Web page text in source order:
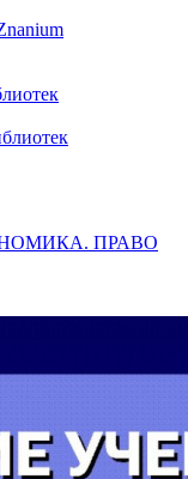
ПРАВО